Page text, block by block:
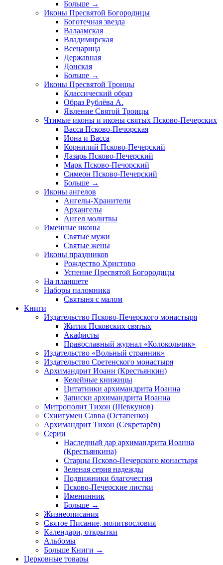
Больше →
Иконы Пресвятой Богородицы
Боготечная звезда
Валаамская
Владимирская
Всецарица
Державная
Донская
Больше →
Иконы Пресвятой Троицы
Классический образ
Образ Рублёва А.
Явление Святой Троицы
Чтимые иконы и иконы святых Псково-Печерских
Васса Псково-Печорская
Иона и Васса
Корнилий Псково-Печерский
Лазарь Псково-Печерский
Марк Псково-Печорский
Симеон Псково-Печерский
Больше →
Иконы ангелов
Ангелы-Хранители
Архангелы
Ангел молитвы
Именные иконы
Святые мужи
Святые жены
Иконы праздников
Рождество Христово
Успение Пресвятой Богородицы
На планшете
Наборы паломника
Святыня с малом
Книги
Издательство Псково-Печерского монастыря
Жития Псковских святых
Акафисты
Православный журнал «Колокольчик»
Издательство «Вольный странник»
Издательство Сретенского монастыря
Архимандрит Иоанн (Крестьянкин)
Келейные книжицы
Цитатники архимандрита Иоанна
Записки архимандрита Иоанна
Митрополит Тихон (Шевкунов)
Схиигумен Савва (Остапенко)
Архимандрит Тихон (Секретарёв)
Серии
Наследный дар архимандрита Иоанна
(Крестьянкина)
Старцы Псково-Печерского монастыря
Зеленая серия надежды
Подвижники благочестия
Псково-Печерские листки
Именинник
Больше →
Жизнеописания
Святое Писание, молитвословия
Календари, открытки
Альбомы
Больше Книги →
Церковные товары